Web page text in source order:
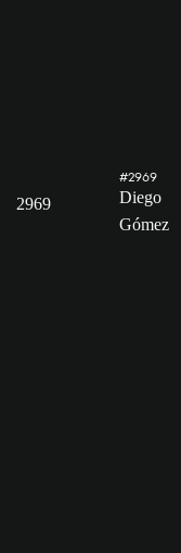
2969
#2969
Diego
Gómez